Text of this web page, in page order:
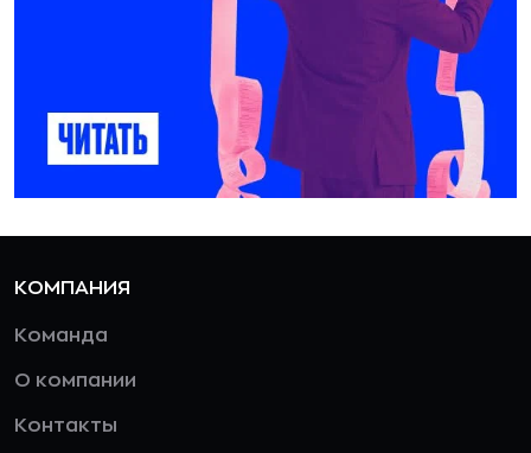
КОМПАНИЯ
Команда
О компании
Контакты